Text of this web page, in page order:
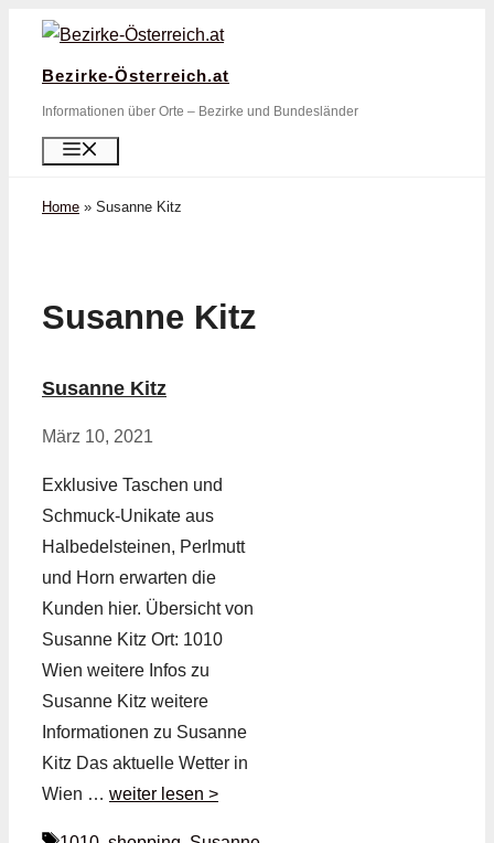
Zum
springen
Bezirke-Österreich.at
Informationen über Orte – Bezirke und Bundesländer
Home » Susanne Kitz
Susanne Kitz
Susanne Kitz
März 10, 2021
Exklusive Taschen und
Schmuck-Unikate aus
Halbedelsteinen, Perlmutt
und Horn erwarten die
Kunden hier. Übersicht von
Susanne Kitz Ort: 1010
Wien weitere Infos zu
Susanne Kitz weitere
Informationen zu Susanne
Kitz Das aktuelle Wetter in
Wien … weiter lesen >